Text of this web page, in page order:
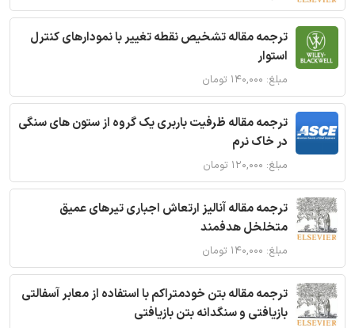
ترجمه مقاله تشخیص نقطه تغییر با نمودارهای کنترل
استوار
مبلغ: ۱۴۰,۰۰۰ تومان
ترجمه مقاله ظرفیت باربری یک گروه از ستون های سنگی
در خاک نرم
مبلغ: ۱۲۰,۰۰۰ تومان
ترجمه مقاله آنالیز ارتعاش اجباری تیرهای عمیق
متخلخل هدفمند
مبلغ: ۱۴۰,۰۰۰ تومان
ترجمه مقاله بتن خودمتراکم با استفاده از معابر آسفالتی
بازیافتی و سنگدانه بتن بازیافتی